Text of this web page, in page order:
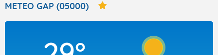
Articles
METEO GAP (05000)